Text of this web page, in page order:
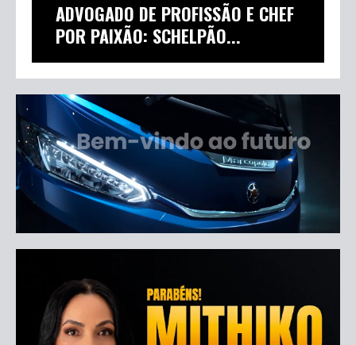
ADVOGADO DE PROFISSÃO E CHEF
POR PAIXÃO: SCHELPÃO...